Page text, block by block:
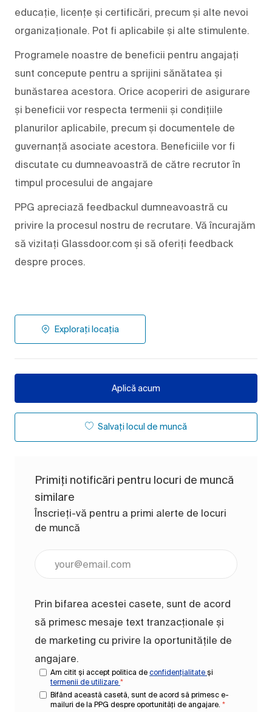
educație, licențe și certificări, precum și alte nevoi
organizaționale. Pot fi aplicabile și alte stimulente.
Programele noastre de beneficii pentru angajați
sunt concepute pentru a sprijini sănătatea și
bunăstarea acestora. Orice acoperiri de asigurare
și beneficii vor respecta termenii și condițiile
planurilor aplicabile, precum și documentele de
guvernanță asociate acestora. Beneficiile vor fi
discutate cu dumneavoastră de către recrutor în
timpul procesului de angajare
PPG apreciază feedbackul dumneavoastră cu
privire la procesul nostru de recrutare. Vă încurajăm
să vizitați Glassdoor.com și să oferiți feedback
despre proces.
Explorați locația
Aplică acum
Salvați locul de muncă
Primiți notificări pentru locuri de muncă
similare
Înscrieți-vă pentru a primi alerte de locuri
de muncă
Prin bifarea acestei casete, sunt de acord
să primesc mesaje text tranzacționale și
de marketing cu privire la oportunitățile de
angajare.
Am citit și accept politica de confidențialitate și
termenii de utilizare *
Bifând această casetă, sunt de acord să primesc e-
mailuri de la PPG despre oportunități de angajare. *